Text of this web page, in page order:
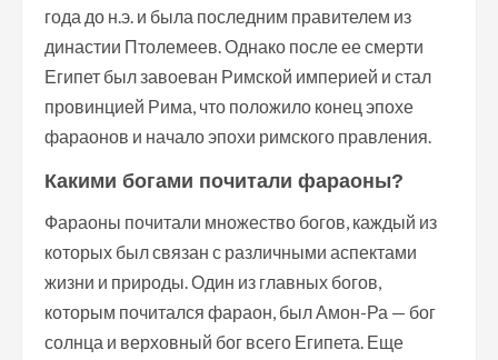
года до н.э. и была последним правителем из
династии Птолемеев. Однако после ее смерти
Египет был завоеван Римской империей и стал
провинцией Рима, что положило конец эпохе
фараонов и начало эпохи римского правления.
Какими богами почитали фараоны?
Фараоны почитали множество богов, каждый из
которых был связан с различными аспектами
жизни и природы. Один из главных богов,
которым почитался фараон, был Амон-Ра — бог
солнца и верховный бог всего Египета. Еще